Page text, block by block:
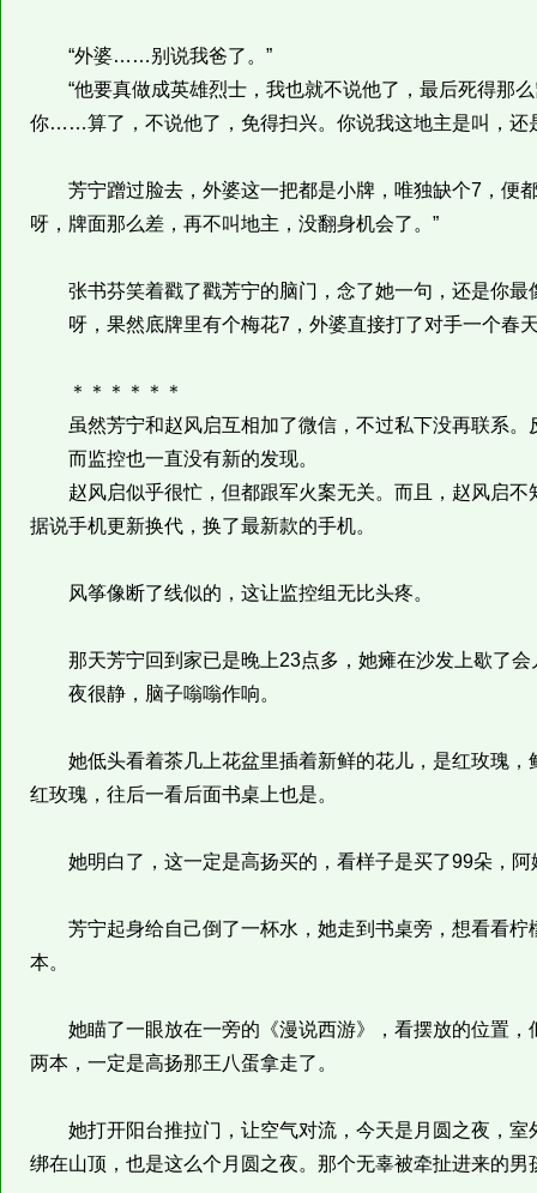
“外婆……别说我爸了。”
“他要真做成英雄烈士，我也就不说他了，最后死得那么
你……算了，不说他了，免得扫兴。你说我这地主是叫，还
芳宁蹭过脸去，外婆这一把都是小牌，唯独缺个7，便都
呀，牌面那么差，再不叫地主，没翻身机会了。”
张书芬笑着戳了戳芳宁的脑门，念了她一句，还是你最
呀，果然底牌里有个梅花7，外婆直接打了对手一个春
＊＊＊＊＊＊
虽然芳宁和赵风启互相加了微信，不过私下没再联系。
而监控也一直没有新的发现。
赵风启似乎很忙，但都跟军火案无关。而且，赵风启不
据说手机更新换代，换了最新款的手机。
风筝像断了线似的，这让监控组无比头疼。
那天芳宁回到家已是晚上23点多，她瘫在沙发上歇了会
夜很静，脑子嗡嗡作响。
她低头看着茶几上花盆里插着新鲜的花儿，是红玫瑰，
红玫瑰，往后一看后面书桌上也是。
她明白了，这一定是高扬买的，看样子是买了99朵，阿
芳宁起身给自己倒了一杯水，她走到书桌旁，想看看柠
本。
她瞄了一眼放在一旁的《漫说西游》，看摆放的位置，
两本，一定是高扬那王八蛋拿走了。
她打开阳台推拉门，让空气对流，今天是月圆之夜，室
绑在山顶，也是这么个月圆之夜。那个无辜被牵扯进来的男